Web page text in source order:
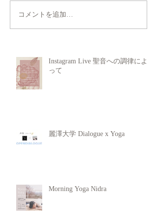
コメントを追加…
Instagram Live 聖音への調律によ
って
麗澤大学 Dialogue x Yoga
Morning Yoga Nidra